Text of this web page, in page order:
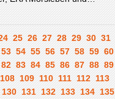
25 26 27 28 29 30 31
53 54 55 56 57 58 59 60
82 83 84 85 86 87 88 89
108 109 110 111 112 113
130 131 132 133 134 135